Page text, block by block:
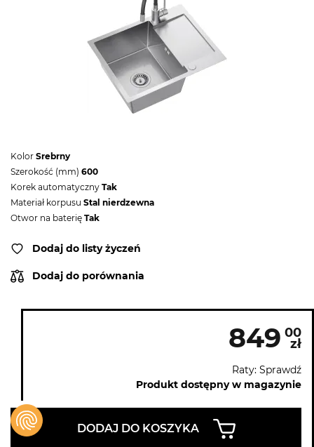
Kolor Srebrny
Szerokość (mm) 600
Korek automatyczny Tak
Materiał korpusu Stal nierdzewna
Otwor na baterię Tak
Dodaj do listy życzeń
Dodaj do porównania
849 00
zł
Raty: Sprawdź
Produkt dostępny w magazynie
DODAJ DO KOSZYKA